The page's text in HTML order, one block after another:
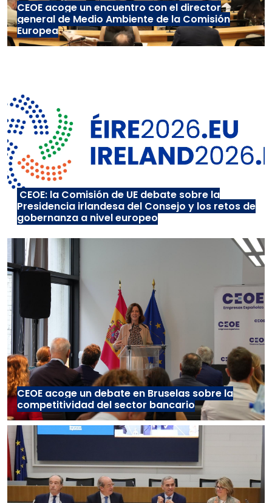
CEOE acoge un encuentro con el director
general de Medio Ambiente de la Comisión
Europea
CEOE: la Comisión de UE debate sobre la
Presidencia irlandesa del Consejo y los retos de
gobernanza a nivel europeo
CEOE acoge un debate en Bruselas sobre la
competitividad del sector bancario